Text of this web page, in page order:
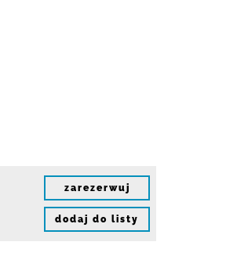
zarezerwuj
dodaj do listy